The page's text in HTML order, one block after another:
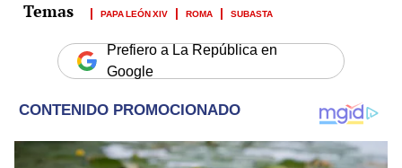
PAPA LEÓN XIV ROMA SUBASTA
Prefiero a La República en
Google